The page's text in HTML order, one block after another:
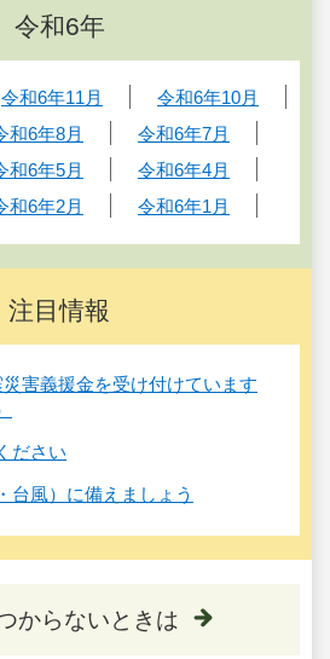
令和6年
令和6年11月
令和6年10月
和6年8月
令和6年7月
和6年5月
令和6年4月
和6年2月 令和6年1月
注目情報
害義援金を受け付けています
ださい
台風）に備えましょう
からないときは